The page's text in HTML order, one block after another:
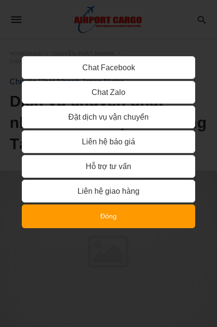
Chuyển Phát Nhanh Trong Nước
Dịch vụ chuyển phát
nhanh từ Hà Nội vào Vũng
Tàu
Chat Facebook
Chat Zalo
Đặt dịch vụ vận chuyển
Liên hệ báo giá
Hỗ trợ tư vấn
Liên hệ giao hàng
Đóng